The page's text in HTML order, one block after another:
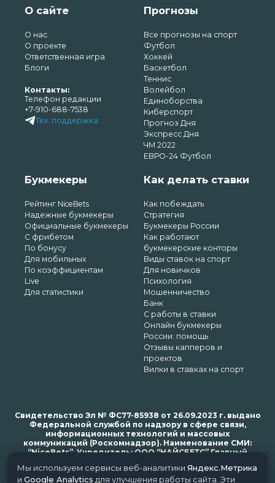
О сайте
О нас
О проекте
Ответственная игра
Блоги
Контакты:
Телефон редакции
+7-910-688-7538
Тех. поддержка
Прогнозы
Все прогнозы на спорт
Футбол
Хоккей
Баскетбол
Теннис
Волейбол
Единоборства
Киберспорт
Прогноз Дня
Экспресс Дня
ЧМ 2022
ЕВРО-24 Футбол
Букмекеры
Рейтинг NiceBets
Надежные букмекеры
Официальные букмекеры
С фрибетом
По бонусу
Для мобильных
По коэффициентам
Live
Для статистики
Как делать ставки
Как побеждать
Стратегия
Букмекеры России
Как работают
букмекерские конторы
Виды ставок на спорт
Для новичков
Психология
Мошенничество
Банк
С работы в ставки
Онлайн букмекеры
России: помощь
Отзывы капперов и
проектов
Вилки в ставках на спорт
Свидетельство Эл № ФС77-85938 от 26.09.2023 г. выдано
Федеральной службой по надзору в сфере связи,
информационных технологий и массовых
коммуникаций (Роскомнадзор). Наименование СМИ:
“NiceBets”. Учредитель: ООО “НАЙСБЕТС” Главный
bets.ru
Мы используем сервисы веб-аналитики Яндекс.Метрика
и Google Analytics для улучшения работы сайта. Эти